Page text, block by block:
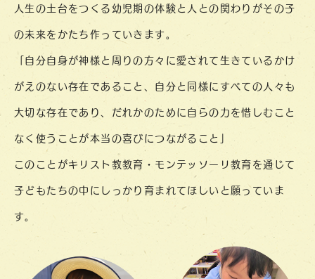
人生の土台をつくる幼児期の体験と 人との関わりがその子
の未来をかたち作っていきます。
「自分自身が神様と周りの方々に愛されて生きているかけ
がえのない存在であること、 自分と同様にすべての人々も
大切な存在であり、 だれかのために自らの力を惜しむこと
なく 使うことが本当の喜びにつながること」
このことがキリスト教教育・ モンテッソーリ教育を通じて
子どもたちの中にしっかり育まれてほしいと願っていま
す。